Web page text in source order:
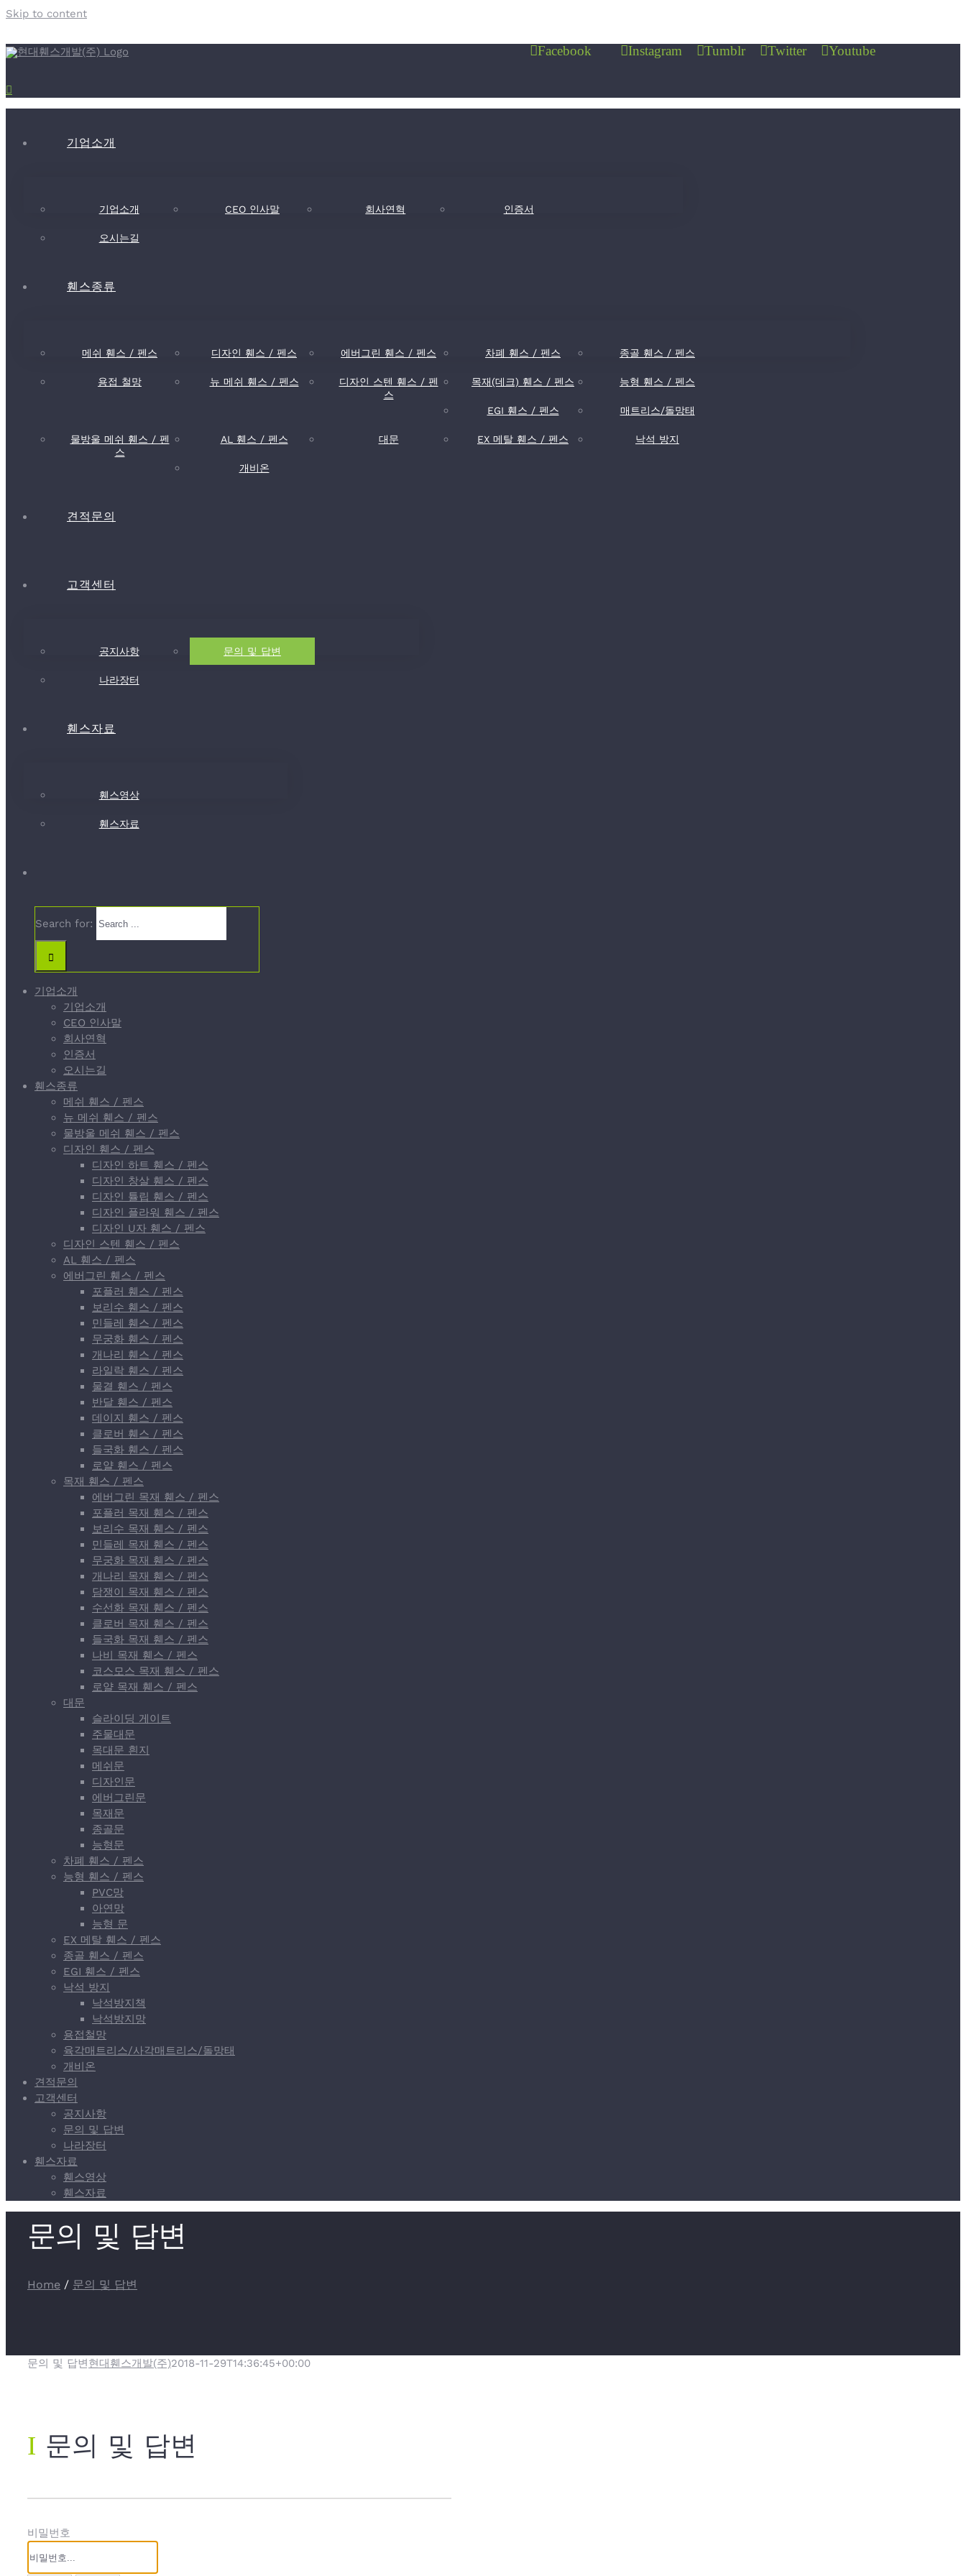
Skip to content
Facebook Instagram Tumblr Twitter Youtube
기업소개
기업소개 CEO 인사말 회사연혁 인증서
오시는길
휀스종류
메쉬 휀스 / 펜스 디자인 휀스 / 펜스 에버그린 휀스 / 펜스 차폐 휀스 / 펜스 종골 휀스 / 펜스
용접 철망 뉴 메쉬 휀스 / 펜스
디자인 스텐 휀스 / 펜
스
목재(데크) 휀스 / 펜스 능형 휀스 / 펜스
EGI 휀스 / 펜스 매트리스/돌망태
물방울 메쉬 휀스 / 펜
스
AL 휀스 / 펜스 대문 EX 메탈 휀스 / 펜스 낙석 방지
개비온
견적문의
고객센터
공지사항 문의 및 답변
나라장터
휀스자료
휀스영상
휀스자료
Search for:
기업소개
기업소개
CEO 인사말
회사연혁
인증서
오시는길
휀스종류
메쉬 휀스 / 펜스
뉴 메쉬 휀스 / 펜스
물방울 메쉬 휀스 / 펜스
디자인 휀스 / 펜스
디자인 하트 휀스 / 펜스
디자인 창살 휀스 / 펜스
디자인 튤립 휀스 / 펜스
디자인 플라워 휀스 / 펜스
디자인 U자 휀스 / 펜스
디자인 스텐 휀스 / 펜스
AL 휀스 / 펜스
에버그린 휀스 / 펜스
포플러 휀스 / 펜스
보리수 휀스 / 펜스
민들레 휀스 / 펜스
무궁화 휀스 / 펜스
개나리 휀스 / 펜스
라일락 휀스 / 펜스
물결 휀스 / 펜스
반달 휀스 / 펜스
데이지 휀스 / 펜스
클로버 휀스 / 펜스
들국화 휀스 / 펜스
로얄 휀스 / 펜스
목재 휀스 / 펜스
에버그린 목재 휀스 / 펜스
포플러 목재 휀스 / 펜스
보리수 목재 휀스 / 펜스
민들레 목재 휀스 / 펜스
무궁화 목재 휀스 / 펜스
개나리 목재 휀스 / 펜스
담쟁이 목재 휀스 / 펜스
수선화 목재 휀스 / 펜스
클로버 목재 휀스 / 펜스
들국화 목재 휀스 / 펜스
나비 목재 휀스 / 펜스
코스모스 목재 휀스 / 펜스
로얄 목재 휀스 / 펜스
대문
슬라이딩 게이트
주물대문
목대문 흰지
메쉬문
디자인문
에버그린문
목재문
종골문
능형문
차폐 휀스 / 펜스
능형 휀스 / 펜스
PVC망
아연망
능형 문
EX 메탈 휀스 / 펜스
종골 휀스 / 펜스
EGI 휀스 / 펜스
낙석 방지
낙석방지책
낙석방지망
용접철망
육각매트리스/사각매트리스/돌망태
개비온
견적문의
고객센터
공지사항
문의 및 답변
나라장터
휀스자료
휀스영상
휀스자료
문의 및 답변
Home / 문의 및 답변
문의 및 답변현대휀스개발(주)2018-11-29T14:36:45+00:00
Ι 문의 및 답변
비밀번호